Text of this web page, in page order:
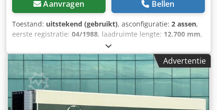
Aanvragen Bellen
Toestand: uitstekend (gebruikt), asconfiguratie: 2 assen,
eerste registratie: 04/1988, laadruimte lengte: 12.700 mm,
, ophanging:
Bouwjaar:1988, Merk assen: ROR Remmen:
trommelremmen Ophanging: bladvering Leeggewicht:
6.990 kg Laadvermogen: 25.010 kg GVW: 32.000 kg
Technische staat: zeer goed Optische staat: zeer goed
Codow T Ru Depfx Agyjha Neem contact op met Thierry
Leemans voor meer informatie.
Advertentie